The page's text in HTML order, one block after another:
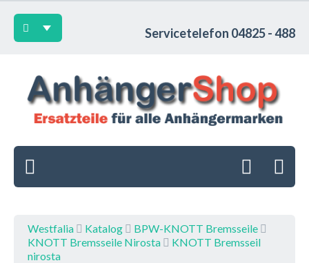
Servicetelefon 04825 - 488
Westfalia Katalog
BPW-KNOTT Bremsseile
KNOTT Bremsseile Nirosta
KNOTT Bremsseil
nirosta